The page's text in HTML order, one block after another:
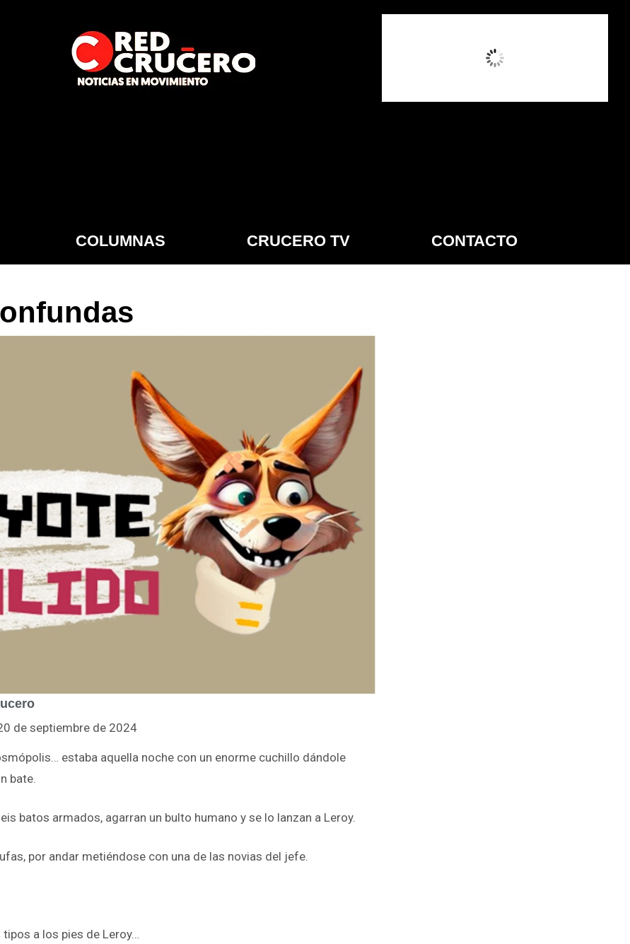
COLUMNAS CRUCERO TV CONTACTO
de septiembre de 2024
estaba aquella noche con un enorme cuchillo dándole
bate.
batos armados, agarran un bulto humano y se lo lanzan a Leroy.
por andar metiéndose con una de las novias del jefe.
a los pies de Leroy…